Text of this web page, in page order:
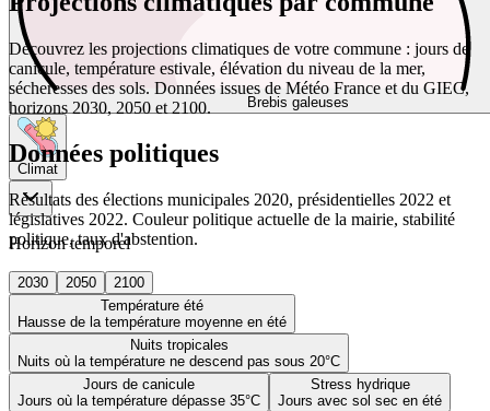
Brebis galeuses
Climat
Horizon temporel
2030 2050
2100
Température été
Hausse de la température moyenne en été
Nuits tropicales
Nuits où la température ne descend pas sous 20°C
Jours de canicule
Jours où la température dépasse 35°C
Stress hydrique
Jours avec sol sec en été
Découvrez les projections climatiques de votre commune : jours de
canicule, température estivale, élévation du niveau de la mer,
sécheresses des sols. Données issues de Météo France et du GIEC,
horizons 2030, 2050 et 2100.
Données politiques
Résultats des élections municipales 2020, présidentielles 2022 et
législatives 2022. Couleur politique actuelle de la mairie, stabilité
politique, taux d'abstention.